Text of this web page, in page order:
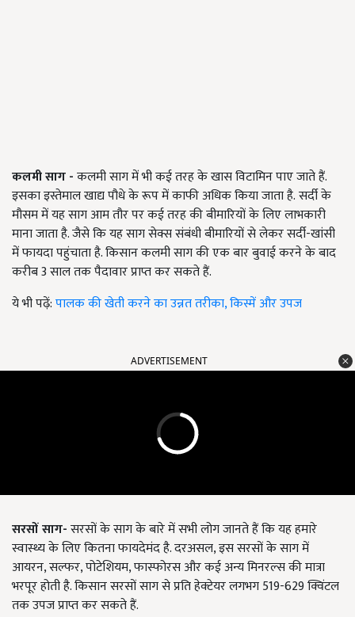
कलमी साग -कलमी साग में भी कई तरह के खास विटामिन पाए जाते हैं.
इसका इस्तेमाल खाद्य पौधे के रूप में काफी अधिक किया जाता है.सर्दी के
मौसम में यह साग आम तौर पर कई तरह की बीमारियों के लिए लाभकारी
माना जाता है. जैसे कि यह साग सेक्स संबंधी बीमारियों से लेकर सर्दी-खांसी
में फायदा पहुंचाता है. किसान कलमी साग की एक बार बुवाई करने के बाद
करीब3 साल तक पैदावार प्राप्त कर सकते हैं.
ये भी पढ़ें:पालक की खेती करने का उन्नत तरीका, किस्में और उपज
ADVERTISEMENT
सरसों साग-सरसों के साग के बारे में सभी लोग जानते हैं कि यह हमारे
स्वास्थ्य के लिए कितना फायदेमंद है. दरअसल, इस सरसों के साग में
आयरन, सल्फर, पोटेशियम, फास्फोरस और कई अन्य मिनरल्स की मात्रा
भरपूर होती है. किसान सरसों साग से प्रति हेक्टेयर लगभग 519-629 क्विंटल
तक उपज प्राप्त कर सकते हैं.